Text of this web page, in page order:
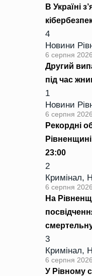
В Україні
4
Новини
6 серпня 2026
Другий
під час
1
Новини
6 серпня 2026
Рекордні
23:00
2
Кримінал,
6 серпня 2026
На
3
Кримінал,
6 серпня 2026
У Рівному